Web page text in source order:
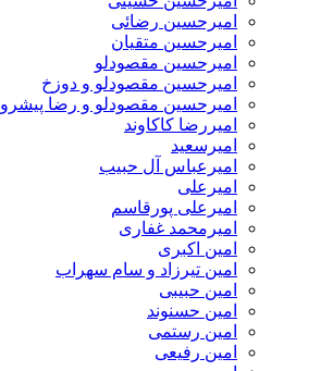
امیرحسین رضائی
امیرحسین متقیان
امیرحسین مقصودلو
امیرحسین مقصودلو و دوزخ
امیرحسین مقصودلو و رضا پیشرو
امیررضا کاکاوند
امیرسعید
امیرعباس آل حبیب
امیرعلی
امیرعلی پورقاسم
امیرمحمد غفاری
امین اکبری
امین تیرزاد و سام سهراب
امین حبیبی
امین حسنوند
امین رستمی
امین رفیعی